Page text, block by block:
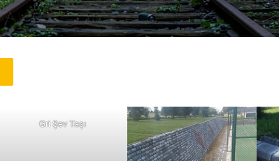
Gri Şev Taşı